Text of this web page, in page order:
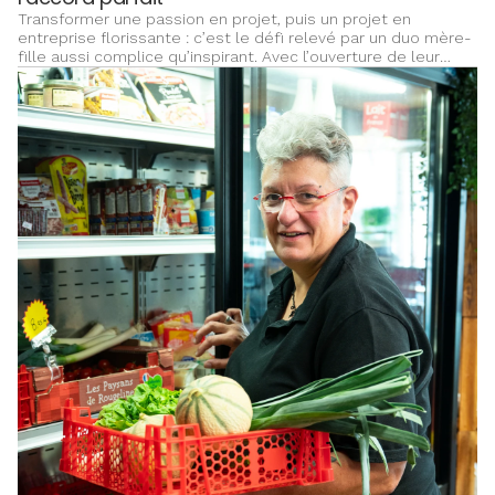
Transformer une passion en projet, puis un projet en
entreprise florissante : c’est le défi relevé par un duo mère-
fille aussi complice qu’inspirant. Avec l’ouverture de leur
troisième boutique, elles incarnent un entrepreneuriat
féminin sensible, engagé et profondément humain.